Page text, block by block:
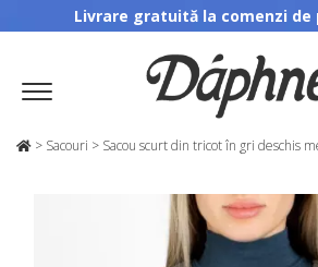
Livrare gratuită la comenzi de
> Sacouri > Sacou scurt din tricot în gri deschis